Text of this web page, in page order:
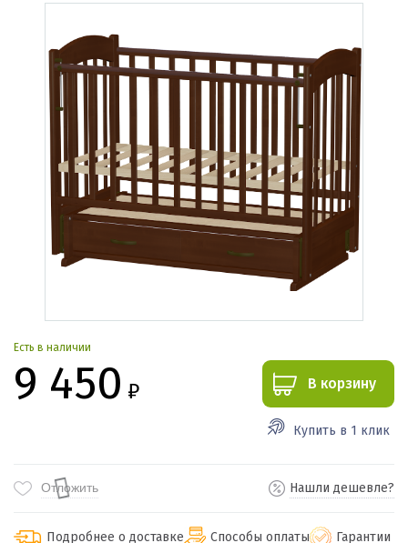
Есть в наличии
9 450 ₽ В корзину
Купить в 1 клик
Отложить Нашли дешевле?
Подробнее о доставке Способы оплаты Гарантии